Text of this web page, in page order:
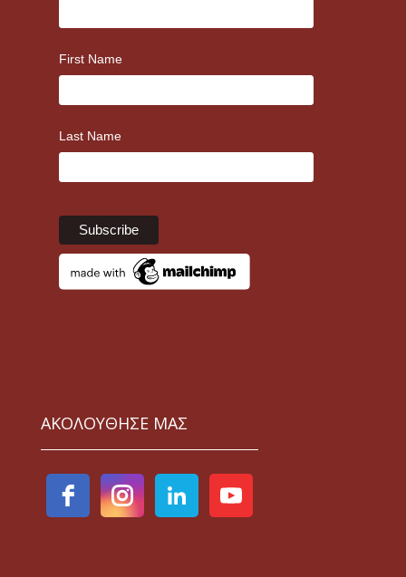
First Name
Last Name
ΑΚΟΛΟΥΘΗΣΕ ΜΑΣ